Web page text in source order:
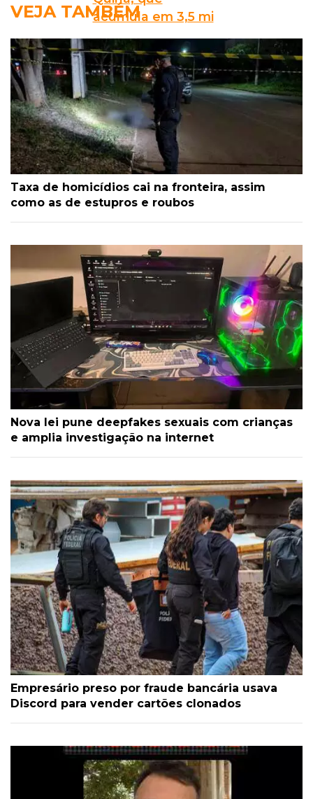
VEJA TAMBÉM
Taxa de homicídios cai na fronteira, assim
como as de estupros e roubos
Nova lei pune deepfakes sexuais com crianças
e amplia investigação na internet
Empresário preso por fraude bancária usava
Discord para vender cartões clonados